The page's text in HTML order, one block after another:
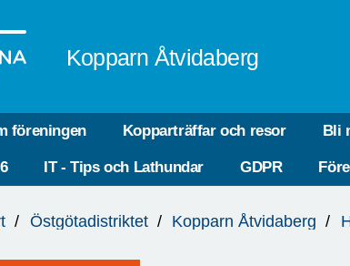
Kopparn Åtvidaberg
föreningen Kopparträffar och resor Bli
IT - Tips och Lathundar GDPR
Östgötadistriktet Kopparn Åtvidaberg